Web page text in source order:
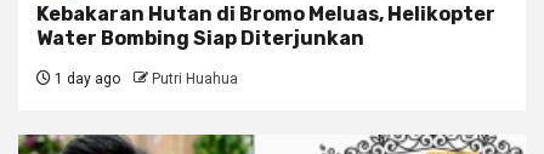
Kebakaran Hutan di Bromo Meluas, Helikopter
Water Bombing Siap Diterjunkan
1 day ago Putri Huahua